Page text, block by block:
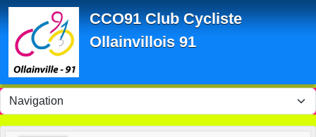
CCO91 Club Cycliste
Ollainvillois 91
Panneau de gestion des cookies